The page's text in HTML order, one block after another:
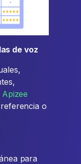
de voz
Apizee
o
para